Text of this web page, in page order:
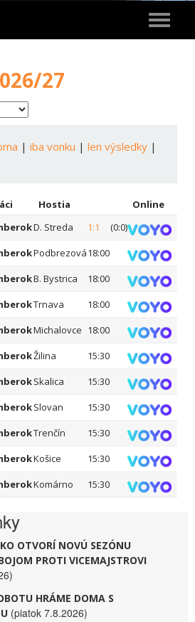
Toggle
27
| iba vonku | len výsledky |
Hostia
Online
D. Streda 1:1
(0:0)
Podbrezová18:00
B. Bystrica
18:00
Trnava
18:00
Michalovce 18:00
Žilina
15:30
Skalica
15:30
Slovan
15:30
Trenčín
15:30
Košice
15:30
Komárno 15:30
OTVORÍ NOVÚ SEZÓNU
PROTI VICEMAJSTROVI
HRÁME DOMA S
(piatok 7.8.2026)